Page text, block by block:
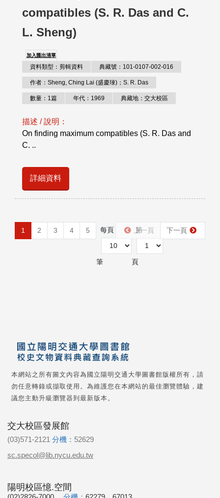
compatibles (S. R. Das and C.
L. Sheng)
加入匯出清單
資料類型：剪輯資料 典藏號：101-0107-002-016
作者：Sheng, Ching Lai (盛慶琜)；S. R. Das
數量：1篇 年代：1969 典藏地：交大校區
描述 / 說明：
On finding maximum compatibles (S. R. Das and
C. ..
詳細資料
1 2 3 4 5 每頁
筆
第
頁
上一頁 下一頁
本網站之所有圖文內容為國立陽明交通大學圖書館版權所有，請
勿任意轉錄或擷取使用。為維護您在本網站的最佳瀏覽體驗，建
議您主動升級瀏覽器到最新版本。
交大校區發展館
(03)571-2121 分機： 52629
sc.specol@lib.nycu.edu.tw
陽明校區憶.空間